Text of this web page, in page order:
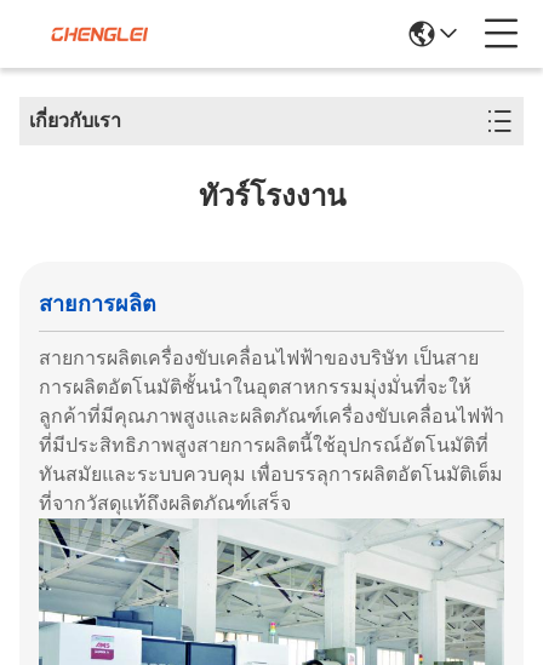
เกี่ยวกับเรา
ทัวร์โรงงาน
สายการผลิต
สายการผลิตเครื่องขับเคลื่อนไฟฟ้าของบริษัท เป็นสาย
การผลิตอัตโนมัติชั้นนําในอุตสาหกรรมมุ่งมั่นที่จะให้
ลูกค้าที่มีคุณภาพสูงและผลิตภัณฑ์เครื่องขับเคลื่อนไฟฟ้า
ที่มีประสิทธิภาพสูงสายการผลิตนี้ใช้อุปกรณ์อัตโนมัติที่
ทันสมัยและระบบควบคุม เพื่อบรรลุการผลิตอัตโนมัติเต็ม
ที่จากวัสดุแท้ถึงผลิตภัณฑ์เสร็จ